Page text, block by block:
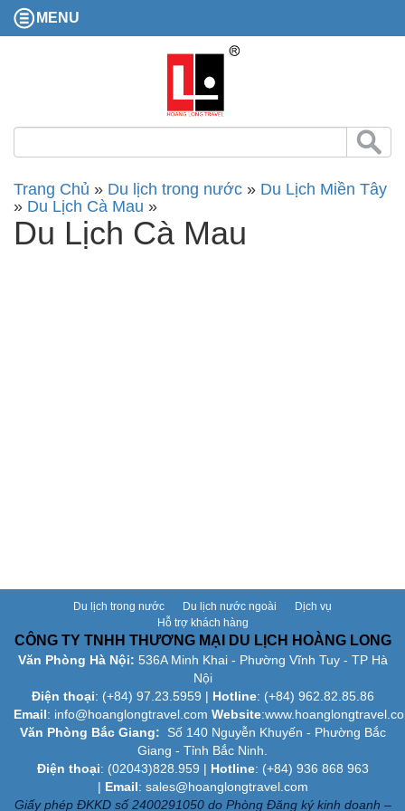
MENU
Trang Chủ » Du lịch trong nước » Du Lịch Miền Tây
» Du Lịch Cà Mau »
Du Lịch Cà Mau
Du lịch trong nước Du lịch nước ngoài
Dịch vụ
Hỗ trợ khách hàng
CÔNG TY TNHH THƯƠNG MẠI DU LỊCH HOÀNG LONG
Văn Phòng Hà Nội: 536A Minh Khai - Phường Vĩnh Tuy - TP Hà
Nội
Điện thoại: (+84) 97.23.5959 | Hotline: (+84) 962.82.85.86
Email: info@hoanglongtravel.com Website:www.
Văn Phòng Bắc Giang: Số 140 Nguyễn Khuyến - Phường Bắc
Giang - Tỉnh Bắc Ninh.
Điện thoại: (02043)828.959 | Hotline: (+84) 936 868 963
| Email: sales@hoanglongtravel.com
Giấy phép ĐKKD số 2400291050 do Phòng Đăng ký kinh doanh –